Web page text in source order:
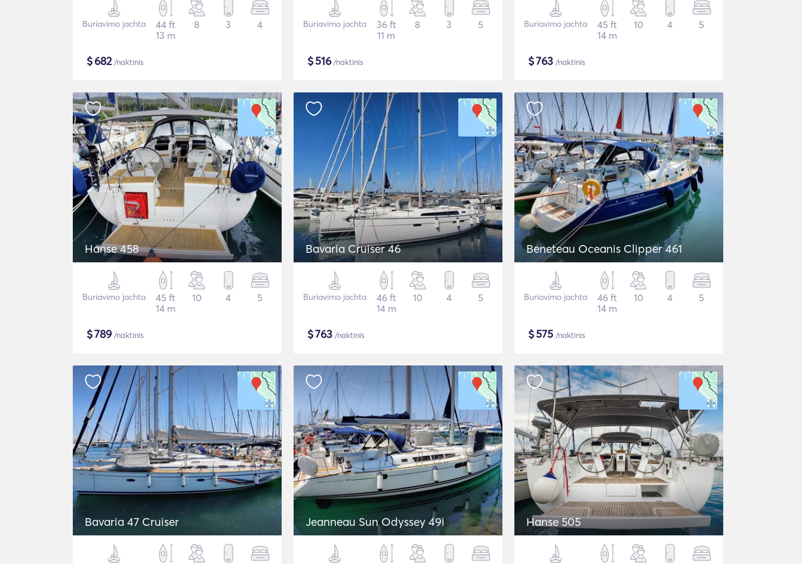
Buriavimo jachta
44 ft
13 m
8 3 4
$682/naktinis
Buriavimo jachta
36 ft
11 m
8 3 5
$516/naktinis
Buriavimo jachta
45 ft
14 m
10 4 5
$763 /naktinis
Hanse 458
Buriavimo jachta
45 ft
14 m
10 4 5
$789/naktinis
Bavaria Cruiser 46
Buriavimo jachta
46 ft
14 m
10 4 5
$763 /naktinis
Beneteau Oceanis Clipper 461
Buriavimo jachta
46 ft
14 m
10 4 5
$575 /naktinis
Bavaria 47 Cruiser Jeanneau Sun Odyssey 49i Hanse 505